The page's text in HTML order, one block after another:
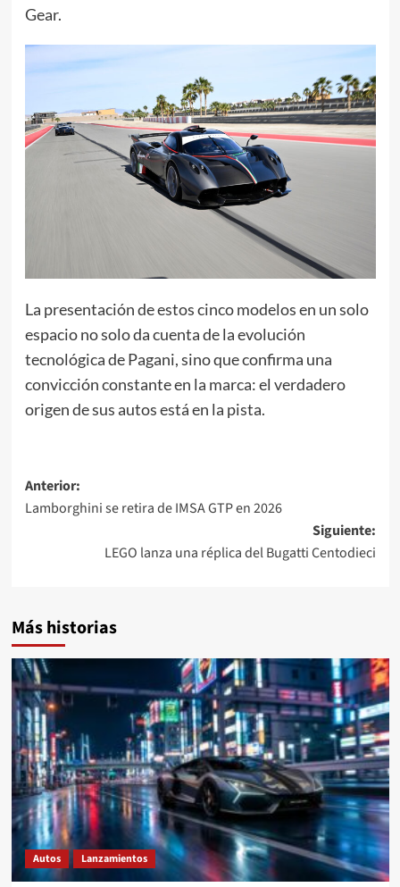
Gear.
La presentación de estos cinco modelos en un solo
espacio no solo da cuenta de la evolución
tecnológica de Pagani, sino que confirma una
convicción constante en la marca: el verdadero
origen de sus autos está en la pista.
Navegación
de
entradas
Anterior:
Lamborghini se retira de IMSA GTP en 2026
Siguiente:
LEGO lanza una réplica del Bugatti Centodieci
Más historias
Autos Lanzamientos